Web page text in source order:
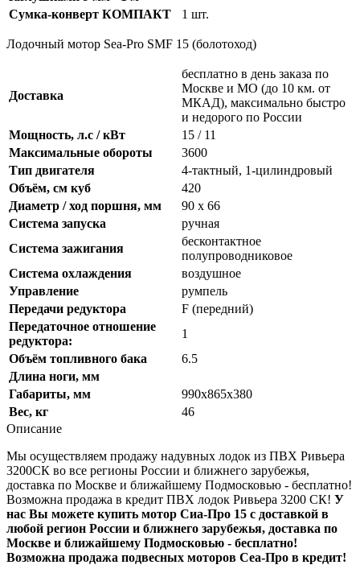
Сумка-конверт КОМПАКТ
1 шт.
Лодочный мотор Sea-Pro SMF 15 (болотоход)
Доставка
бесплатно в день заказа по
Москве и МО (до 10 км. от
МКАД), максимально быстро
и недорого по России
Мощность, л.с / кВт
15 / 11
Максимальные обороты
3600
Тип двигателя
4-тактный, 1-цилиндровый
Объём, см куб
420
Диаметр / ход поршня, мм
90 х 66
Система запуска
ручная
Система зажигания
бесконтактное
полупроводниковое
Система охлаждения
воздушное
Управление
румпель
Передачи редуктора
F (передний)
Передаточное отношение
редуктора:
1
Объём топливного бака
6.5
Длина ноги, мм
Габариты, мм
990х865х380
Вес, кг
46
Описание
Мы осуществляем продажу надувных лодок из ПВХ Ривьера
3200СК во все регионы России и ближнего зарубежья,
доставка по Москве и ближайшему Подмосковью - бесплатно!
Возможна продажа в кредит ПВХ лодок Ривьера 3200 СК! У
нас Вы можете купить мотор Сиа-Про 15 с доставкой в
любой регион России и ближнего зарубежья, доставка по
Москве и ближайшему Подмосковью - бесплатно!
Возможна продажа подвесных моторов Сеа-Про в кредит!